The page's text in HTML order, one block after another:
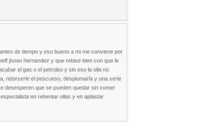
de tiempo y eso bueno a mi me conviene por
jhoan hernandez y que rebise bien con que le
el gas o el petroleo y sin eso la olla no
retorserle el pescueso, desplumarla y una serie
desesperen que se pueden quedar sin comer
en rebentar ollas y en aplastar